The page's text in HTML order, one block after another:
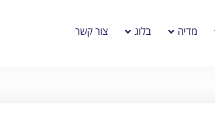
מדיה בלוג צור קשר